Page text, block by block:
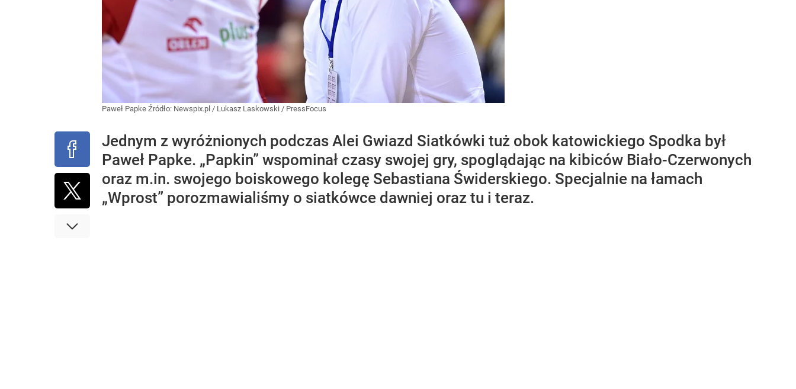
Paweł Papke Źródło: Newspix.pl / Lukasz Laskowski / PressFocus
Jednym z wyróżnionych podczas Alei Gwiazd Siatkówki tuż obok katowickiego Spodka był
Paweł Papke. „Papkin” wspominał czasy swojej gry, spoglądając na kibiców Biało-Czerwonych
oraz m.in. swojego boiskowego kolegę Sebastiana Świderskiego. Specjalnie na łamach
„Wprost” porozmawialiśmy o siatkówce dawniej oraz tu i teraz.